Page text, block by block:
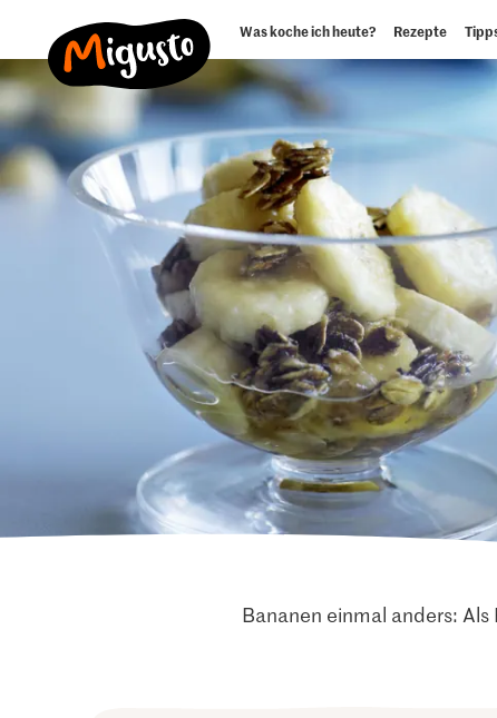
Was koche ich heute? Rezepte
Bananen einmal anders: